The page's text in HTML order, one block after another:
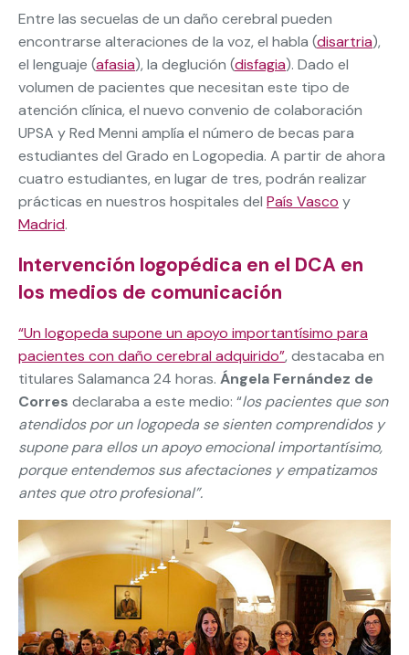
Entre las secuelas de un daño cerebral pueden
encontrarse alteraciones de la voz, el habla (disartria),
el lenguaje (afasia), la deglución (disfagia). Dado el
volumen de pacientes que necesitan este tipo de
atención clínica, el nuevo convenio de colaboración
UPSA y Red Menni amplía el número de becas para
estudiantes del Grado en Logopedia. A partir de ahora
cuatro estudiantes, en lugar de tres, podrán realizar
prácticas en nuestros hospitales del País Vasco y
Madrid.
Intervención logopédica en el DCA en
los medios de comunicación
“Un logopeda supone un apoyo importantísimo para
pacientes con daño cerebral adquirido”, destacaba en
titulares Salamanca 24 horas. Ángela Fernández de
Corres declaraba a este medio: “los pacientes que son
atendidos por un logopeda se sienten comprendidos y
supone para ellos un apoyo emocional importantísimo,
porque entendemos sus afectaciones y empatizamos
antes que otro profesional”.